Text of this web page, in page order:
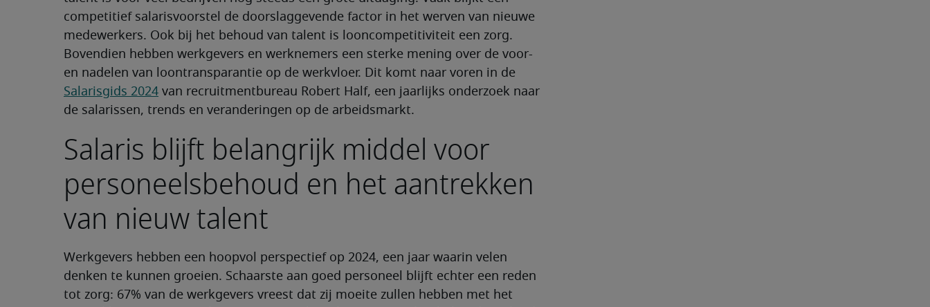
competitief salarisvoorstel de doorslaggevende factor in het werven van nieuwe
medewerkers. Ook bij het behoud van talent is looncompetitiviteit een zorg.
Bovendien hebben werkgevers en werknemers een sterke mening over de voor-
en nadelen van loontransparantie op de werkvloer. Dit komt naar voren in de
Salarisgids 2024 van recruitmentbureau Robert Half, een jaarlijks onderzoek naar
de salarissen, trends en veranderingen op de arbeidsmarkt.
Salaris blijft belangrijk middel voor
personeelsbehoud en het aantrekken
van nieuw talent
Werkgevers hebben een hoopvol perspectief op 2024, een jaar waarin velen
denken te kunnen groeien. Schaarste aan goed personeel blijft echter een reden
tot zorg: 67% van de werkgevers vreest dat zij moeite zullen hebben met het